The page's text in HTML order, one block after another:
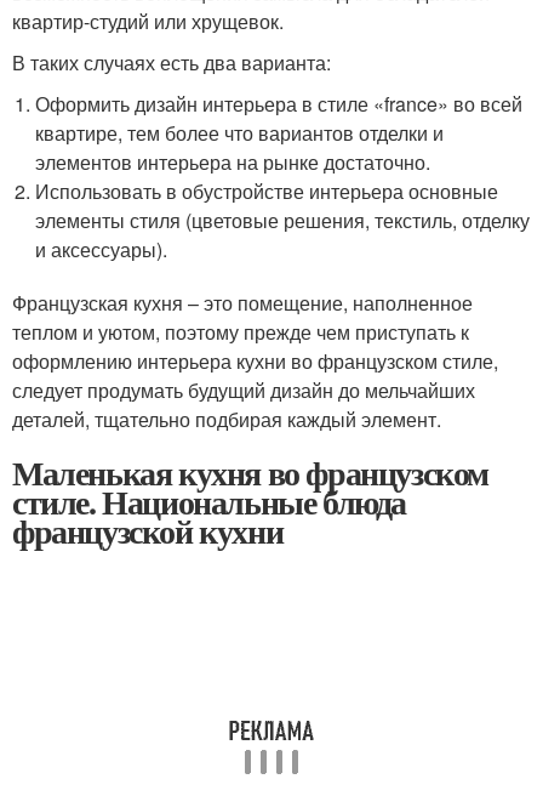
квартир-студий или хрущевок.
В таких случаях есть два варианта:
Оформить дизайн интерьера в стиле «france» во всей
квартире, тем более что вариантов отделки и
элементов интерьера на рынке достаточно.
Использовать в обустройстве интерьера основные
элементы стиля (цветовые решения, текстиль, отделку
и аксессуары).
Французская кухня – это помещение, наполненное
теплом и уютом, поэтому прежде чем приступать к
оформлению интерьера кухни во французском стиле,
следует продумать будущий дизайн до мельчайших
деталей, тщательно подбирая каждый элемент.
Маленькая кухня во французском
стиле. Национальные блюда
французской кухни